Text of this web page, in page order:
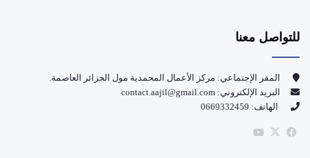
و
ك
للتواصل معنا
المقر الإجتماعي: مركز الأعمال المحمدية مول الجزائر العاصمة.
البريد الإلكتروني: contact.aajil@gmail.com
الهاتف: 0669332459
فيسبوك
‫X